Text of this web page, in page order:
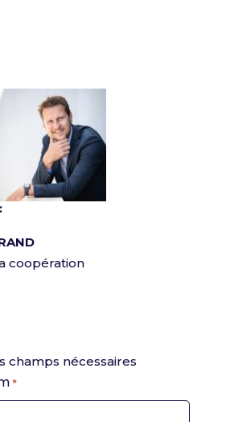
:
coopération
champs nécessaires
*